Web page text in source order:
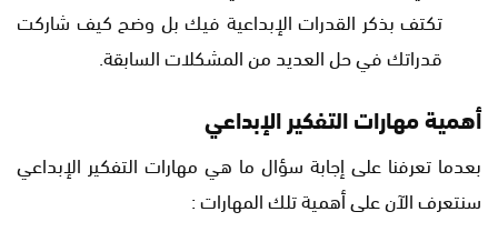
تكتف بذكر القدرات الإبداعية فيك بل وضح كيف شاركت
قدراتك في حل العديد من المشكلات السابقة.
أهمية مهارات التفكير الإبداعي
بعدما تعرفنا على إجابة سؤال ما هي مهارات التفكير الإبداعي
سنتعرف الآن على أهمية تلك المهارات :